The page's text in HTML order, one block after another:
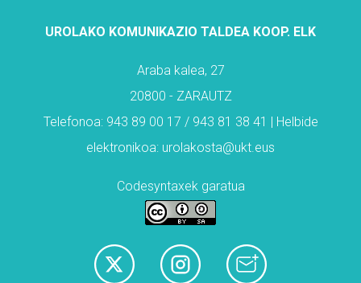
UROLAKO KOMUNIKAZIO TALDEA KOOP. ELK
Araba kalea, 27
20800 - ZARAUTZ
Telefonoa: 943 89 00 17 / 943 81 38 41 | Helbide
elektronikoa: urolakosta@ukt.eus
Codesyntaxek garatua